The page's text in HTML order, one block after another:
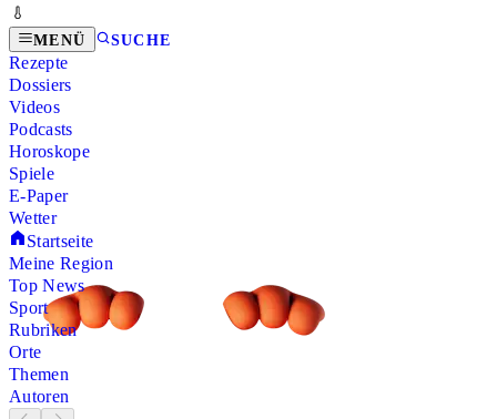
MENÜ SUCHE
Rezepte
Dossiers
Videos
Podcasts
Horoskope
Spiele
E-Paper
Wetter
Startseite
Meine Region
Top News
Sport
Rubriken
Orte
Themen
Autoren